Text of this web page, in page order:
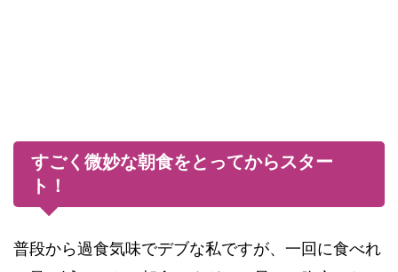
すごく微妙な朝食をとってからスター
ト！
普段から過食気味でデブな私ですが、一回に食べれ